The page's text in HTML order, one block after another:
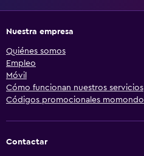
Nuestra empresa
Quiénes somos
Empleo
Móvil
Cómo funcionan nuestros servicios
Códigos promocionales momondo
Contactar